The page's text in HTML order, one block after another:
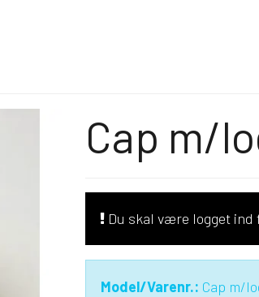
Cap m/
Du skal være logget
Model/Varenr.: Cap m/